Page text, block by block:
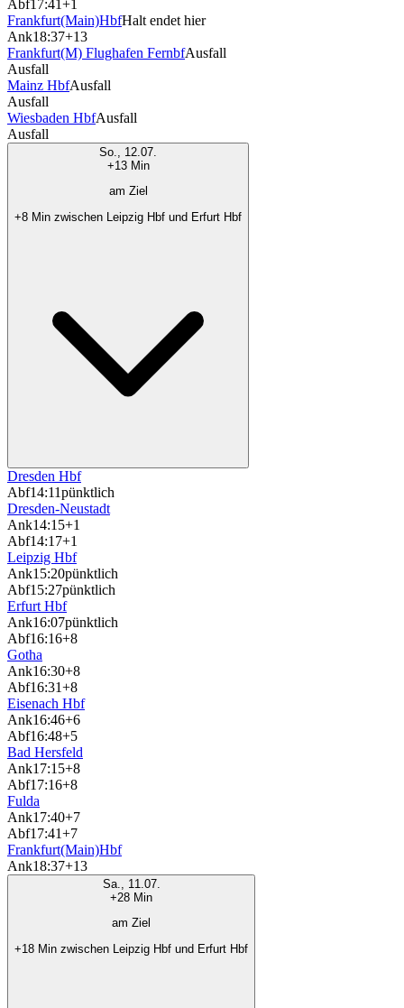
Abf17:41 +1
Frankfurt(Main)HbfHalt endet hier
Ank18:37+13
Frankfurt(M) Flughafen FernbfAusfall
Ausfall
Mainz HbfAusfall
Ausfall
Wiesbaden HbfAusfall
Ausfall
So., 12.07.
+13 Min
am Ziel
+8 Min zwischen Leipzig Hbf und Erfurt Hbf
Dresden Hbf
Abf14:11pünktlich
Dresden-Neustadt
Ank14:15+1
Abf14:17+1
Leipzig Hbf
Ank15:20pünktlich
Abf15:27pünktlich
Erfurt Hbf
Ank16:07pünktlich
Abf16:16+8
Gotha
Ank16:30+8
Abf16:31+8
Eisenach Hbf
Ank16:46+6
Abf16:48+5
Bad Hersfeld
Ank17:15+8
Abf17:16+8
Fulda
Ank17:40+7
Abf17:41+7
Frankfurt(Main)Hbf
Ank18:37+13
Sa., 11.07.
+28 Min
am Ziel
+18 Min zwischen Leipzig Hbf und Erfurt Hbf